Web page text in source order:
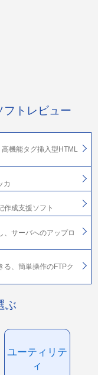
フトレビュー
機能タグ挿入型HTML
カ
作成支援ソフト
、サーバへのアップロ
る、簡単操作のFTPク
ぶ
ユーティリテ
ィ